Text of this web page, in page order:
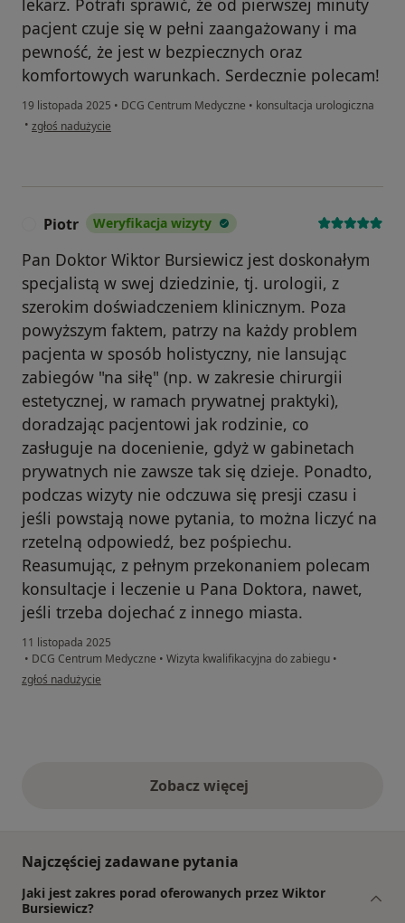
lekarz. Potrafi sprawić, że od pierwszej minuty
pacjent czuje się w pełni zaangażowany i ma
pewność, że jest w bezpiecznych oraz
komfortowych warunkach. Serdecznie polecam!
19 listopada 2025 • DCG Centrum Medyczne • konsultacja urologiczna
• w opinii użytkownika Dominik
zgłoś nadużycie
Piotr Weryfikacja wizyty
Pan Doktor Wiktor Bursiewicz jest doskonałym
specjalistą w swej dziedzinie, tj. urologii, z
szerokim doświadczeniem klinicznym. Poza
powyższym faktem, patrzy na każdy problem
pacjenta w sposób holistyczny, nie lansując
zabiegów "na siłę" (np. w zakresie chirurgii
estetycznej, w ramach prywatnej praktyki),
doradzając pacjentowi jak rodzinie, co
zasługuje na docenienie, gdyż w gabinetach
prywatnych nie zawsze tak się dzieje. Ponadto,
podczas wizyty nie odczuwa się presji czasu i
jeśli powstają nowe pytania, to można liczyć na
rzetelną odpowiedź, bez pośpiechu.
Reasumując, z pełnym przekonaniem polecam
konsultacje i leczenie u Pana Doktora, nawet,
jeśli trzeba dojechać z innego miasta.
11 listopada 2025
• DCG Centrum Medyczne • Wizyta kwalifikacyjna do zabiegu •
w opinii użytkownika Piotr
zgłoś nadużycie
Zobacz więcejopinie powyżej
Najczęściej zadawane pytania
Jaki jest zakres porad oferowanych przez Wiktor
Bursiewicz?